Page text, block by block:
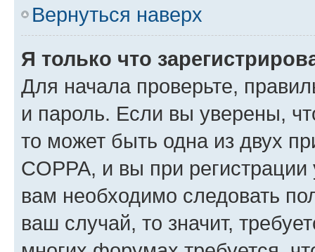
Вернуться наверх
Я только что
Для начала проверьте,
и пароль. Если вы уверены,
то может быть одна из двух
COPPA, и вы при
вам необходимо следовать
ваш случай, то значит,